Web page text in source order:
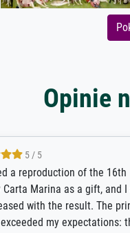
Opinie
5 / 5
at Meisterdrucke strives to
clients demands, and
on how to obtain the
the prints requested by